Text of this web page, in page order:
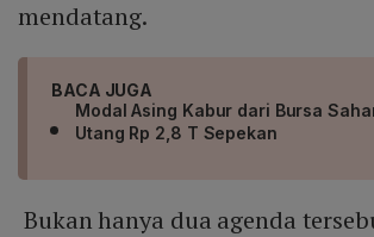
mendatang.
BACA JUGA
Modal Asing Kabur dari Bursa
Utang Rp 2,8 T Sepekan
Bukan hanya dua agenda